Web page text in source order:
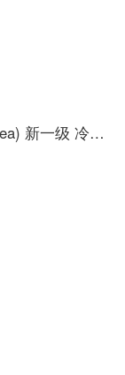
美的(Midea) 新一级 冷静星二代 智能家电变频冷暖1.5匹壁挂式空调挂机KFR-35GW/BP3DN8Y-PH200(1)